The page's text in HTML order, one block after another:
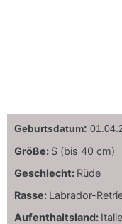
Geburtsdatum:
Größe: S (bis 40 cm)
Geschlecht: Rüde
Rasse: Labrador-
Aufenthaltsland: